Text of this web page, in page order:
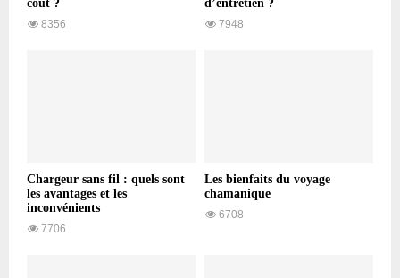
coût ?
8356
d’entretien ?
7948
Chargeur sans fil : quels sont
les avantages et les
inconvénients
7706
Les bienfaits du voyage
chamanique
6708